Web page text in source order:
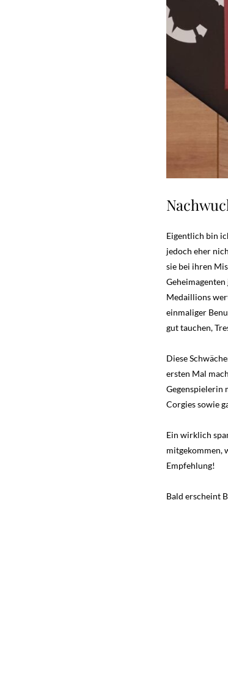
Eigentlich bin
jedoch eher
sie bei ihren
Medaillions
einmaliger
gut tauchen,
Diese
ersten Mal
Gegenspielerin
Corgies sowie
Ein wirklich
mitgekommen,
Empfehlung!
Bald erscheint